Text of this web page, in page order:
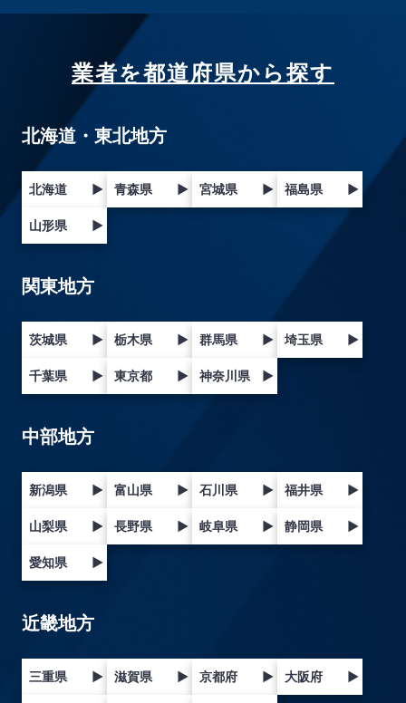
業者を都道府県から探す
北海道・東北地方
北海道 ▶ 青森県 ▶ 宮城県 ▶ 福島県 ▶
山形県 ▶
関東地方
茨城県 ▶ 栃木県 ▶ 群馬県 ▶ 埼玉県 ▶
千葉県 ▶ 東京都 ▶ 神奈川県 ▶
中部地方
新潟県 ▶ 富山県 ▶ 石川県 ▶ 福井県 ▶
山梨県 ▶ 長野県 ▶ 岐阜県 ▶ 静岡県 ▶
愛知県 ▶
近畿地方
三重県 ▶ 滋賀県 ▶ 京都府 ▶ 大阪府 ▶